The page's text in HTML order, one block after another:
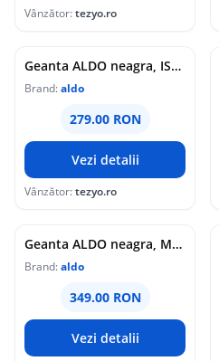
Vânzător:tezyo.ro
Geanta ALDO neagra, ISALEA 001, din piele ecologica
Brand:aldo
279.00 RON
Vezi detalii
Vânzător:tezyo.ro
Geanta ALDO neagra, MAELIABAG 001, din piele ecologica
Brand:aldo
349.00 RON
Vezi detalii